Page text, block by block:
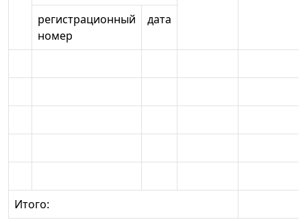
регистрационный
номер
дата
Итого: